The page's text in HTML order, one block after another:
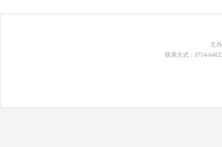
主
联系方式：0714-